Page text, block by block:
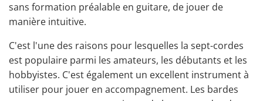
sans formation préalable en guitare, de jouer de
manière intuitive.
C'est l'une des raisons pour lesquelles la sept-cordes
est populaire parmi les amateurs, les débutants et les
hobbyistes. C'est également un excellent instrument à
utiliser pour jouer en accompagnement. Les bardes